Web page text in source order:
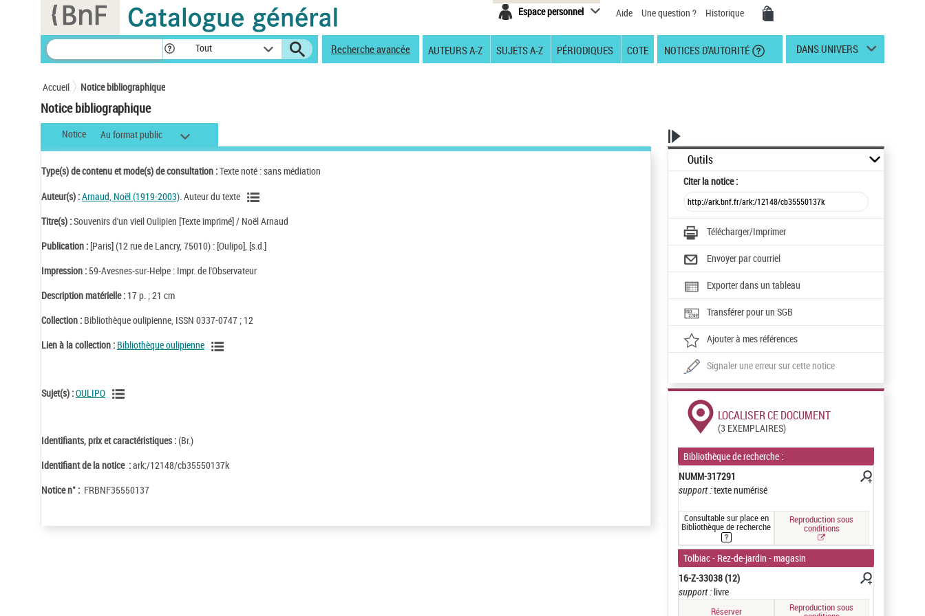
Espace personnel Aide Une question ? Historique
Tout Recherche avancée AUTEURS A-Z SUJETS A-Z PÉRIODIQUES COTE NOTICES D'AUTORITÉ DANS UNIVERS
Accueil Notice bibliographique
Notice bibliographique
Notice Au format public
Type(s) de contenu et mode(s) de consultation :Texte noté : sans médiation
Auteur(s) :Arnaud, Noël (1919-2003) . Auteur du texte
Titre(s) :Souvenirs d'un vieil Oulipien [Texte imprimé] / Noël Arnaud
Publication : [Paris] (12 rue de Lancry, 75010) : [Oulipo], [s.d.]
Impression : 59-Avesnes-sur-Helpe : Impr. de l'Observateur
Description matérielle : 17 p. ; 21 cm
Collection : Bibliothèque oulipienne, ISSN 0337-0747 ; 12
Lien à la collection : Bibliothèque oulipienne
Sujet(s) :OULIPO
Identifiants, prix et caractéristiques :(Br.)
Identifiant de la notice :ark:/12148/cb35550137k
Notice n° : FRBNF35550137
Outils
Citerla notice :
Télécharger/Imprimer
Envoyer par courriel
Exporter dans un tableau
Transférer pour un SGB
Ajouter à mes références
Signaler une erreur sur cette notice
LOCALISER CE DOCUMENT
(3 EXEMPLAIRES)
Bibliothèque de recherche :
NUMM-317291
support :texte numérisé
Consultable sur place en
Bibliothèque de recherche
Reproduction sous
conditions
Tolbiac - Rez-de-jardin - magasin
16-Z-33038 (12)
support :livre
Réserver Reproduction sous
Panneau de gestion des cookies